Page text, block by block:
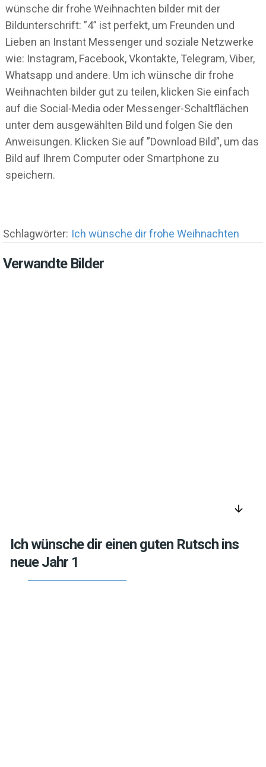
wünsche dir frohe Weihnachten bilder mit der
Bildunterschrift: ”4” ist perfekt, um Freunden und
Lieben an Instant Messenger und soziale Netzwerke
wie: Instagram, Facebook, Vkontakte, Telegram, Viber,
Whatsapp und andere. Um ich wünsche dir frohe
Weihnachten bilder gut zu teilen, klicken Sie einfach
auf die Social-Media oder Messenger-Schaltflächen
unter dem ausgewählten Bild und folgen Sie den
Anweisungen. Klicken Sie auf ”Download Bild”, um das
Bild auf Ihrem Computer oder Smartphone zu
speichern.
Schlagwörter: Ich wünsche dir frohe Weihnachten
Verwandte Bilder
arrow_downward
Ich wünsche dir einen guten Rutsch ins
neue Jahr 1